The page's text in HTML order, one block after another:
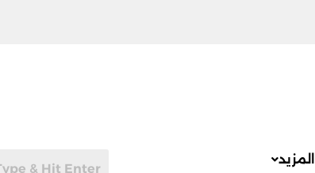
المزيد